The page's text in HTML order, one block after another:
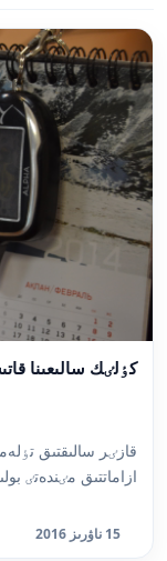
كٶلٸك سالىعىنا
قازٸر سالىقتىق
ازاماتتىق مٸندەتٸ
15 ناۋرىز 2016